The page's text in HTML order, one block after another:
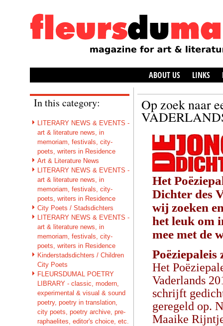
ABOUT US LINKS
In this category:
LITERARY NEWS & EVENTS -
art & literature news, in
memoriam, festivals, city-
poets, writers in Residence
Art & Literature News
LITERARY NEWS & EVENTS -
art & literature news, in
memoriam, festivals, city-
poets, writers in Residence
City Poets / Stadsdichters
LITERARY NEWS & EVENTS -
art & literature news, in
memoriam, festivals, city-
poets, writers in Residence
Kinderstadsdichters / Children
City Poets
FLEURSDUMAL POETRY
LIBRARY - classic, modern,
experimental & visual & sound
poetry, poetry in translation,
city poets, poetry archive, pre-
raphaelites, editor's choice, etc.
Op zoek naar
Het
Dichter des
wij zoeken
het leuk om
mee met de
Poëziepaleis
Het
Vaderlands
schrijft
geregeld op.
Maaike